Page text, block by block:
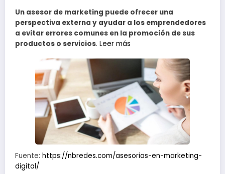
Un asesor de marketing puede ofrecer una
perspectiva externa y ayudar a los emprendedores
a evitar errores comunes en la promoción de sus
productos o servicios. Leer más
Fuente: https://nbredes.com/asesorias-en-marketing-
digital/